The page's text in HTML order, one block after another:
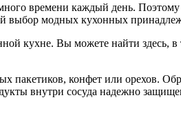
времени каждый день. Поэтому
выбор модных кухонных
кухне. Вы можете найти здесь,
конфет или орехов.
внутри сосуда надежно